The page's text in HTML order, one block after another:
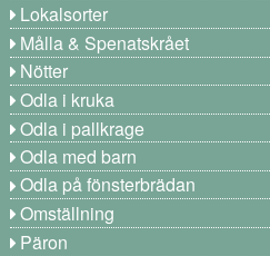
Lokalsorter
Målla & Spenatskrået
Nötter
Odla i kruka
Odla i pallkrage
Odla med barn
Odla på fönsterbrädan
Omställning
Päron